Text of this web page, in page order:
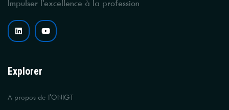
Impulser l'excellence à la profession
Explorer
A propos de l'ONIGT